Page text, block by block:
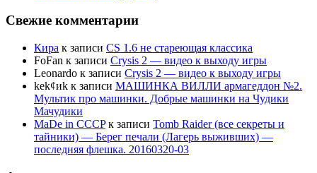
Свежие комментарии
Кира к записи CS 1.6 не стареющая классика
FoFan к записи Crysis 2 — видео к выходу игры
Leonardo к записи Crysis 2 — видео к выходу игры
kek¢иk к записи МАШИНКА ВИЛЛИ армагеддон №2.
Мультик про машинки. Добрые машинки на Чудики
Мачудики
MaDe in CCCPк записи Tomb Raider (все секреты и
тайники) — Берег печали (Лагерь выживших) —
последняя флешка. 20160320-03